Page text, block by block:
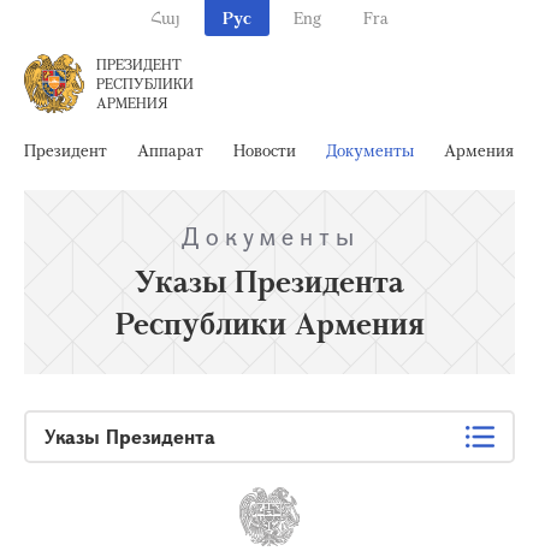
Հայ Рус Eng Fra
ПРЕЗИДЕНТ
РЕСПУБЛИКИ
АРМЕНИЯ
Президент Аппарат Новости Документы Армения
Документы
Указы Президента
Республики Армения
Указы Президента